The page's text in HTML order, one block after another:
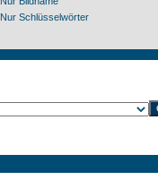
Nur Schlüsselwörter